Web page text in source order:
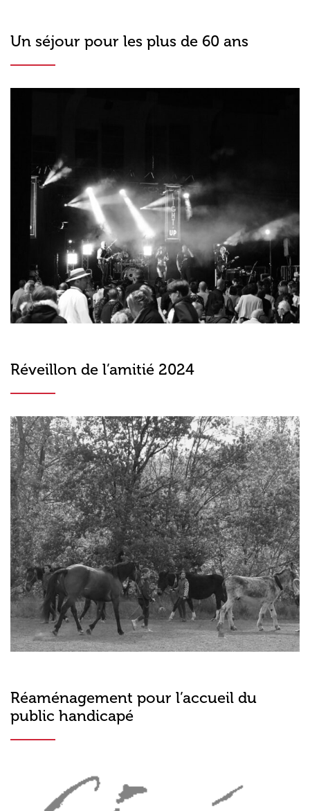
Un séjour pour les plus de 60 ans
Réveillon de l’amitié 2024
Réaménagement pour l’accueil du
public handicapé